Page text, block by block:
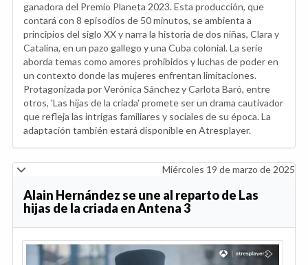
ganadora del Premio Planeta 2023. Esta producción, que
contará con 8 episodios de 50 minutos, se ambienta a
principios del siglo XX y narra la historia de dos niñas, Clara y
Catalina, en un pazo gallego y una Cuba colonial. La serie
aborda temas como amores prohibidos y luchas de poder en
un contexto donde las mujeres enfrentan limitaciones.
Protagonizada por Verónica Sánchez y Carlota Baró, entre
otros, 'Las hijas de la criada' promete ser un drama cautivador
que refleja las intrigas familiares y sociales de su época. La
adaptación también estará disponible en Atresplayer.
Miércoles 19 de marzo de 2025
Alain Hernández se une al reparto de Las
hijas de la criada en Antena 3